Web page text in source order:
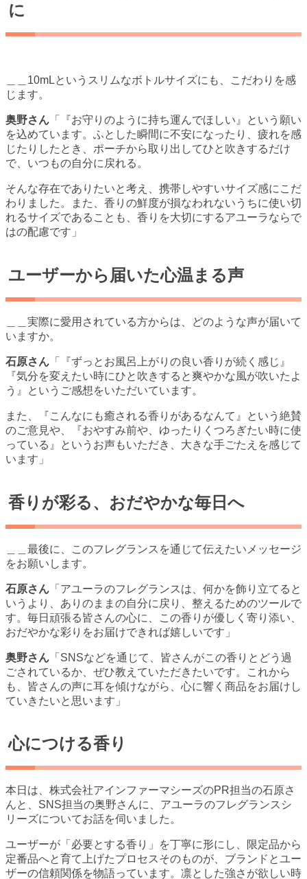
に
＿＿10mLというスリムなボトルサイズにも、こだわりを感
じます。
奥野さん 「『お守りのように持ち運んでほしい』という願い
を込めています。ふとした瞬間に不安になったり、疲れを感
じたりしたとき、ポーチから取り出してひと吹きするだけ
で、いつもの自分に戻れる。
そんな存在でありたいと考え、携帯しやすいサイズ感にこだ
わりました。また、香りの鮮度が損なわれないうちに使い切
れるサイズであることも、香りを大切にするアユーラならで
はの配慮です」
ユーザーから届いた心温まる声
＿＿実際に愛用されている方からは、どのような声が届いて
いますか。
石原さん 「『ずっとお風呂上がりの良い香りが続く感じ』
『気分を変えたい時にひと吹きすると爽やかな風が吹いたよ
う』というご感想をいただいています。
また、『こんなにも癒される香りがあるなんて』という絶賛
のご意見や、『おやすみ前や、ゆったりくつろぎたい時に使
っている』というお声もいただき、大きな手ごたえを感じて
います」
香りが彩る、おだやかな毎日へ
＿＿最後に、このフレグランスを通じて伝えたいメッセージ
をお願いします。
石原さん 「アユーラのフレグランスは、何かを飾り立てると
いうより、ありのままの自分に戻り、整えるためのツールで
す。毎日頑張る皆さんの心に、この香りが優しく寄り添い、
おだやかな彩りをお届けできれば嬉しいです」
奥野さん 「SNSなどを通じて、皆さんがこの香りとどう過
ごされているか、ぜひ教えていただきたいです。これから
も、皆さんの声に耳を傾けながら、心に響く商品をお届けし
ていきたいと思います」
心につける香り
本日は、株式会社アインファーマシーズのPR担当の石原さ
んと、SNS担当の奥野さんに、アユーラのフレグランスシ
リーズについてお話を伺いました。
ユーザーが「必要とする香り」を丁寧に形にし、限定品から
定番品へと育て上げたプロセスそのものが、ブランドとユー
ザーの信頼関係を物語っています。凛とした強さが欲しい時